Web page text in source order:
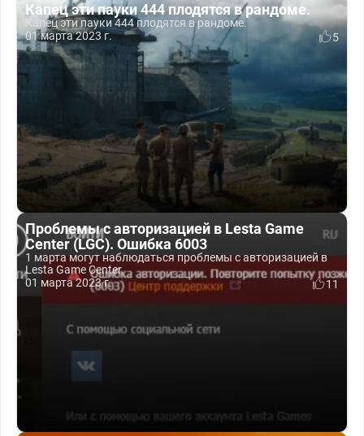
Капец эти пауки 444 плодятся в рандоме.
Капец эти пауки 444 плодятся в рандоме.
01 марта 2023 г.
5
Проблемы с авторизацией в Lesta Game
Center (LGC). Ошибка 6003
1 марта могут наблюдаться проблемы с авторизацией в
Lesta Game Center.
01 марта 2023 г.
11